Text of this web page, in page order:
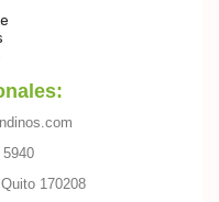
5940
170208